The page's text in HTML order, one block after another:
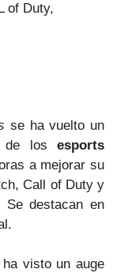
of Duty,
se ha vuelto un
de los esports
a mejorar su
Call of Duty y
Se destacan en
ha visto un auge